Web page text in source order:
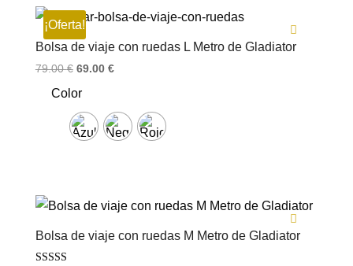
¡Oferta!
Bolsa de viaje con ruedas L Metro de Gladiator
79.00€ El
era:
79.00 €.
69.00 €El
es:
69.00 €.
Color
Bolsa de viaje con ruedas M Metro de Gladiator